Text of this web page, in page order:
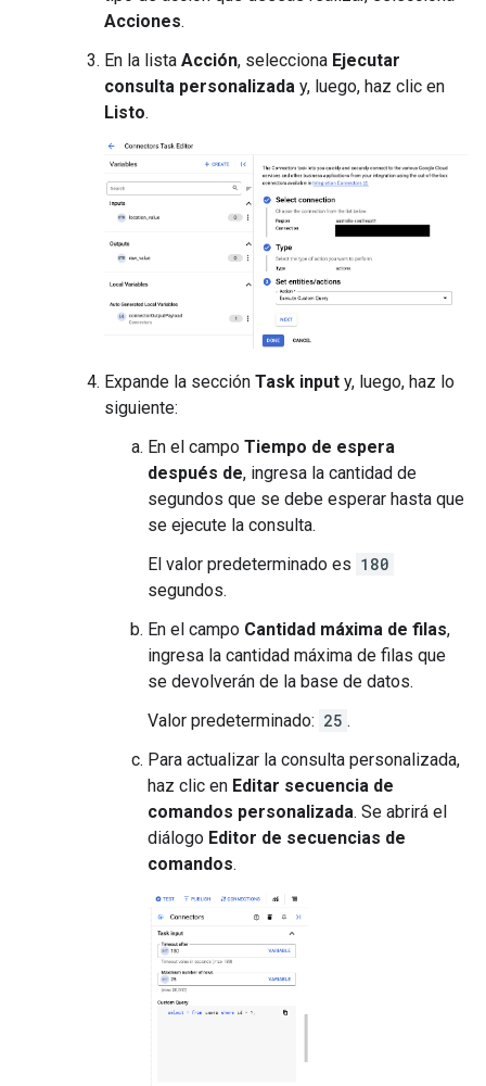
Acciones.
En la lista Acción, selecciona Ejecutar
consulta personalizada y, luego, haz clic en
Listo.
Expande la sección Task input y, luego, haz lo
siguiente:
En el campo Tiempo de espera
después de, ingresa la cantidad de
segundos que se debe esperar hasta que
se ejecute la consulta.
El valor predeterminado es 180
segundos.
En el campo Cantidad máxima de filas,
ingresa la cantidad máxima de filas que
se devolverán de la base de datos.
Valor predeterminado: 25 .
Para actualizar la consulta personalizada,
haz clic en Editar secuencia de
comandos personalizada. Se abrirá el
diálogo Editor de secuencias de
comandos.